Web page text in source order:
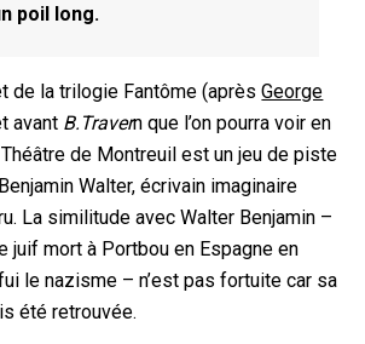
poil long.
de la trilogie Fantôme (aprèsGeorge
avant B.Travern que l’on pourra voir en
de Montreuil est un jeu de piste
Walter, écrivain imaginaire
La similitude avec Walter Benjamin –
juif mort à Portbou en Espagne en
le nazisme – n’est pas fortuite car sa
été retrouvée.